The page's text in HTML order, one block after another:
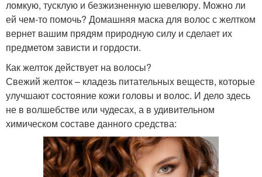
ломкую, тусклую и безжизненную шевелюру. Можно ли
ей чем-то помочь? Домашняя маска для волос с желтком
вернет вашим прядям природную силу и сделает их
предметом зависти и гордости.
Как желток действует на волосы?
Свежий желток – кладезь питательных веществ, которые
улучшают состояние кожи головы и волос. И дело здесь
не в волшебстве или чудесах, а в удивительном
химическом составе данного средства: